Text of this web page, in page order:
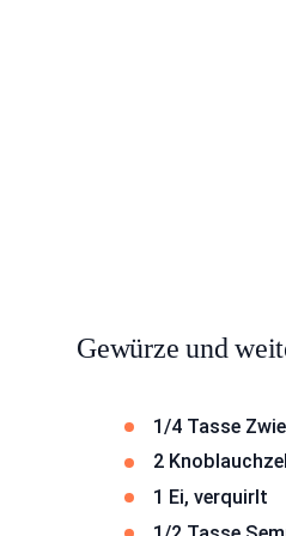
Gewürze und
1/4 Tasse
2
1 Ei, verquirlt